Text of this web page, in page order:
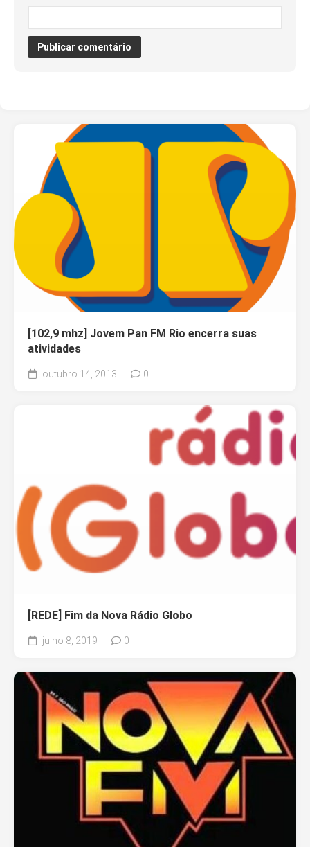
[102,9 mhz] Jovem Pan FM Rio encerra suas
atividades
outubro 14, 2013 0
[REDE] Fim da Nova Rádio Globo
julho 8, 2019 0